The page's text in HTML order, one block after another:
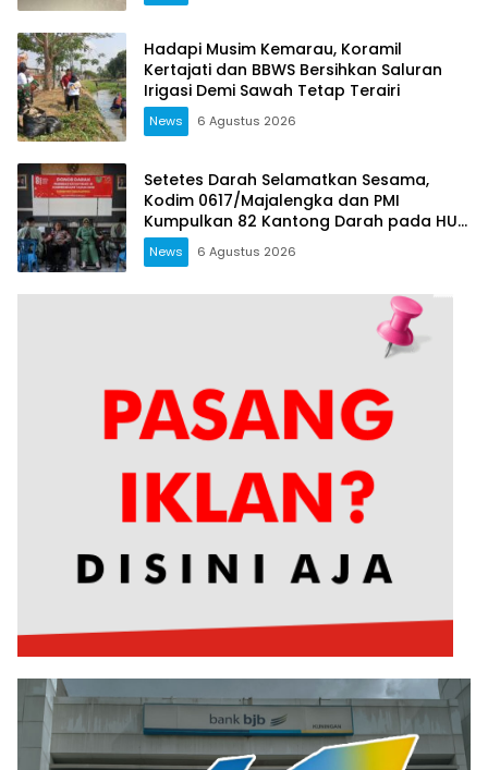
Hadapi Musim Kemarau, Koramil
Kertajati dan BBWS Bersihkan Saluran
Irigasi Demi Sawah Tetap Terairi
News 6 Agustus 2026
Setetes Darah Selamatkan Sesama,
Kodim 0617/Majalengka dan PMI
Kumpulkan 82 Kantong Darah pada HUT
RI ke-81
News 6 Agustus 2026